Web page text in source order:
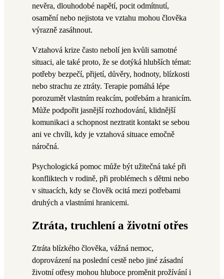
nevěra, dlouhodobé napětí, pocit odmítnutí,
osamění nebo nejistota ve vztahu mohou člověka
výrazně zasáhnout.
Vztahová krize často nebolí jen kvůli samotné
situaci, ale také proto, že se dotýká hlubších témat:
potřeby bezpečí, přijetí, důvěry, hodnoty, blízkosti
nebo strachu ze ztráty. Terapie pomáhá lépe
porozumět vlastním reakcím, potřebám a hranicím.
Může podpořit jasnější rozhodování, klidnější
komunikaci a schopnost neztratit kontakt se sebou
ani ve chvíli, kdy je vztahová situace emočně
náročná.
Psychologická pomoc může být užitečná také při
konfliktech v rodině, při problémech s dětmi nebo
v situacích, kdy se člověk ocitá mezi potřebami
druhých a vlastními hranicemi.
Ztráta, truchlení a životní otřes
Ztráta blízkého člověka, vážná nemoc,
doprovázení na poslední cestě nebo jiné zásadní
životní otřesy mohou hluboce proměnit prožívání i